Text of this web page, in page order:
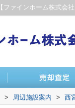
> 周辺施設案内 > 西